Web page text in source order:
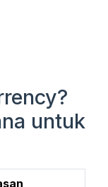
untuk